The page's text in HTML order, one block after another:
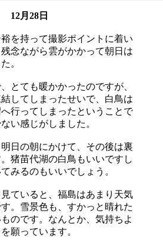
12月28日
を持って撮影ポイントに着い
念ながら雲がかかって朝日は
せんでした。
とても暖かかったのですが、
してしまったせいで、白鳥は
行ってしまったということで
少ない感じがしました。
日の朝にかけて、その後は裏
猪苗代湖の白鳥もいいですし
てみるのもいいでしょう。
ていると、福島はあまり天気
。雪景色も、すかっと晴れた
のです。なんとか、気持ちよ
とを願っています。